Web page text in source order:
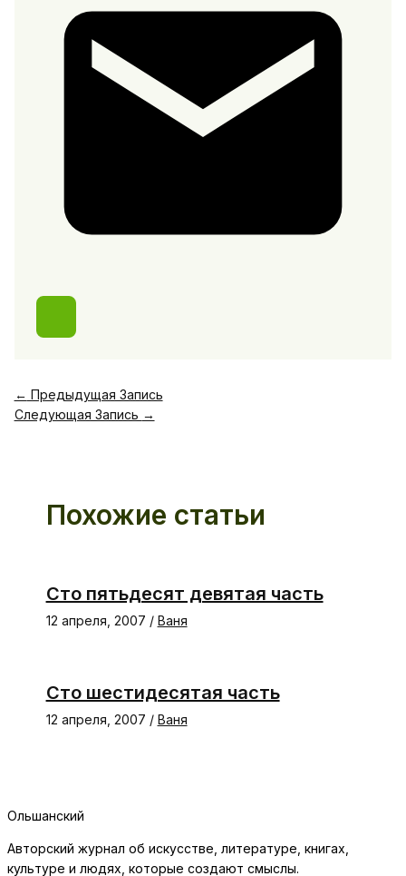
← Предыдущая Запись
Следующая Запись →
Похожие статьи
Сто пятьдесят девятая часть
12 апреля, 2007 / Ваня
Сто шестидесятая часть
12 апреля, 2007 / Ваня
Ольшанский
Авторский журнал об искусстве, литературе, книгах,
культуре и людях, которые создают смыслы.